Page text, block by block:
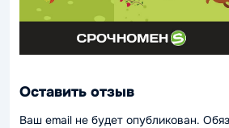
Оставить отзыв
Ваш email не будет опубликован.